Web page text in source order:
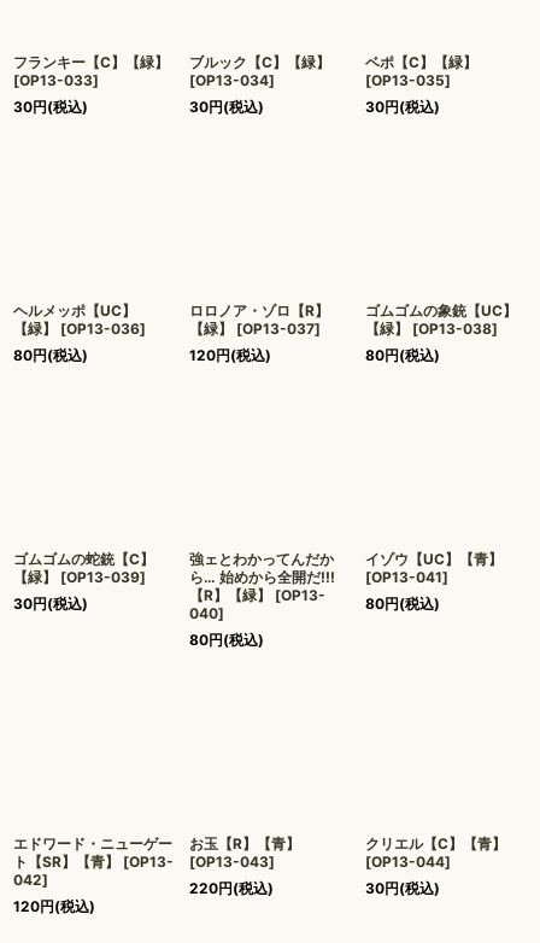
フランキー【C】【緑】
[OP13-033]
30円(税込)
ブルック【C】【緑】
[OP13-034]
30円(税込)
ベポ【C】【緑】
[OP13-035]
30円(税込)
ヘルメッポ【UC】
【緑】
[OP13-036]
80円(税込)
ロロノア・ゾロ【R】
【緑】
[OP13-037]
120円(税込)
ゴムゴムの象銃【UC】
【緑】
[OP13-038]
80円(税込)
ゴムゴムの蛇銃【C】
【緑】
[OP13-039]
30円(税込)
強ェとわかってんだか
ら… 始めから全開だ!!!
【R】【緑】
[OP13-
040]
80円(税込)
イゾウ【UC】【青】
[OP13-041]
80円(税込)
エドワード・ニューゲー
ト【SR】【青】
[OP13-
042]
120円(税込)
お玉【R】【青】
[OP13-043]
220円(税込)
クリエル【C】【青】
[OP13-044]
30円(税込)